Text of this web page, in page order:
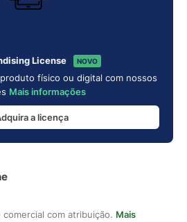
License NOVO
físico ou digital com nossos
Mais informações
a licença
com atribuição. Mais